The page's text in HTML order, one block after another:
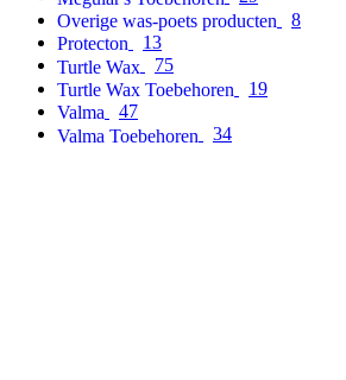
Overige was-poets producten
8
Protecton
13
Turtle Wax
75
Turtle Wax Toebehoren
19
Valma
47
Valma Toebehoren
34